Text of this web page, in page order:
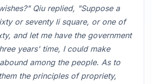
Qiu replied, "Suppose a
or seventy li square, or one of
and let me have the government
years' time, I could make
among the people. As to
the principles of propriety,